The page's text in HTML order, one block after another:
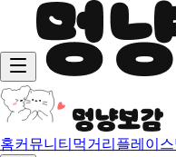
홈커뮤니티 먹거리 플레이스